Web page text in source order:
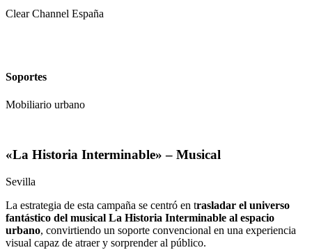
Clear Channel España
Soportes
Mobiliario urbano
«La Historia Interminable» – Musical
Sevilla
La estrategia de esta campaña se centró en trasladar el universo
fantástico del musical La Historia Interminable al espacio
urbano, convirtiendo un soporte convencional en una experiencia
visual capaz de atraer y sorprender al público.